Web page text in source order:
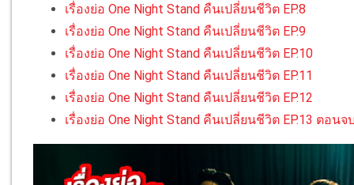
เรื่องย่อ One Night Stand คืนเปลี่ยนชีวิต EP.8
เรื่องย่อ One Night Stand คืนเปลี่ยนชีวิต EP.9
เรื่องย่อ One Night Stand คืนเปลี่ยนชีวิต EP.10
เรื่องย่อ One Night Stand คืนเปลี่ยนชีวิต EP.11
เรื่องย่อ One Night Stand คืนเปลี่ยนชีวิต EP.12
เรื่องย่อ One Night Stand คืนเปลี่ยนชีวิต EP.13 ตอนจ